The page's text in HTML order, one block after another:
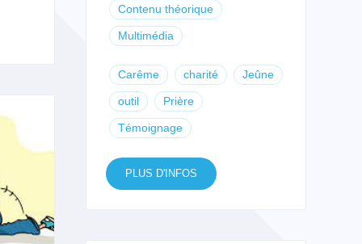
Contenu théorique
Multimédia
Carême charité Jeûne
outil Prière
Témoignage
PLUS D'INFOS